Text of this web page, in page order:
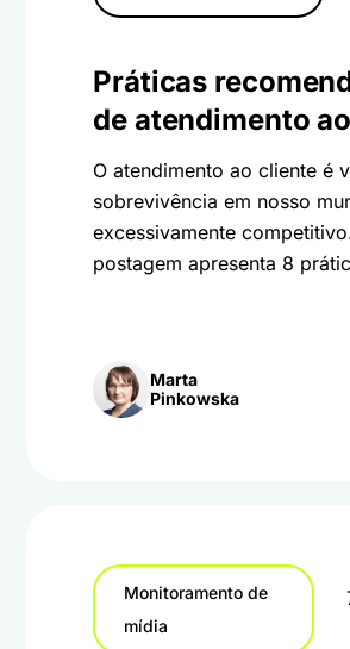
Práticas
de atendimento
O atendimento ao cliente é
sobrevivência em nosso
excessivamente
postagem apresenta 8
Marta
Pinkowska
Monitoramento de
mídia